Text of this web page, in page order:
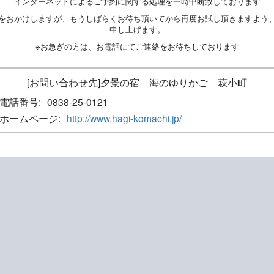
おかけしますが、もうしばらくお待ち頂いてから再度お試し頂きますよう
申し上げます。
※お急ぎの方は、お電話にてご連絡をお待ちしております
[お問い合わせ先]夕景の宿 海のゆりかご 萩小町
電話番号: 0838-25-0121
ホームページ: http://www.hagi-komachi.jp/